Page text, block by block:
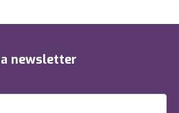
newsletter